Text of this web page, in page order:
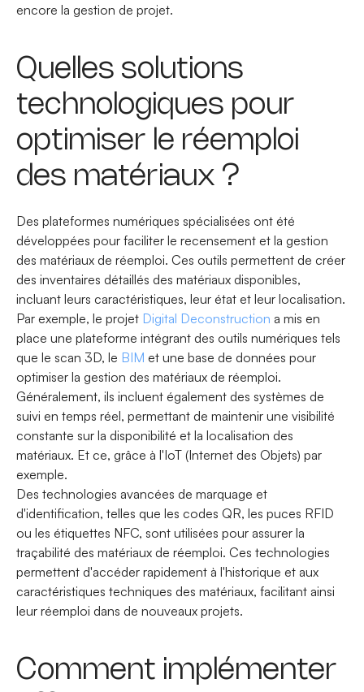
encore la gestion de projet.
Quelles solutions
technologiques pour
optimiser le réemploi
des matériaux ?
Des plateformes numériques spécialisées ont été
développées pour faciliter le recensement et la gestion
des matériaux de réemploi. Ces outils permettent de créer
des inventaires détaillés des matériaux disponibles,
incluant leurs caractéristiques, leur état et leur localisation.
Par exemple, le projet Digital Deconstruction a mis en
place une plateforme intégrant des outils numériques tels
que le scan 3D, le BIM et une base de données pour
optimiser la gestion des matériaux de réemploi.
Généralement, ils incluent également des systèmes de
suivi en temps réel, permettant de maintenir une visibilité
constante sur la disponibilité et la localisation des
matériaux. Et ce, grâce à l'IoT (Internet des Objets) par
exemple.
Des technologies avancées de marquage et
d'identification, telles que les codes QR, les puces RFID
ou les étiquettes NFC, sont utilisées pour assurer la
traçabilité des matériaux de réemploi. Ces technologies
permettent d'accéder rapidement à l'historique et aux
caractéristiques techniques des matériaux, facilitant ainsi
leur réemploi dans de nouveaux projets.
Comment implémenter